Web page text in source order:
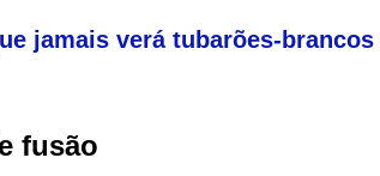
jamais verá tubarões-
fusão